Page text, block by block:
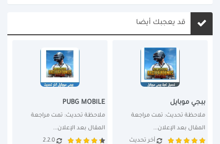
قد يعجبك أيضا
ببجي موبايل
المقال بعد الإعلان...
أخر تحديث
PUBG MOBILE
المقال بعد الإعلان...
2.2.0